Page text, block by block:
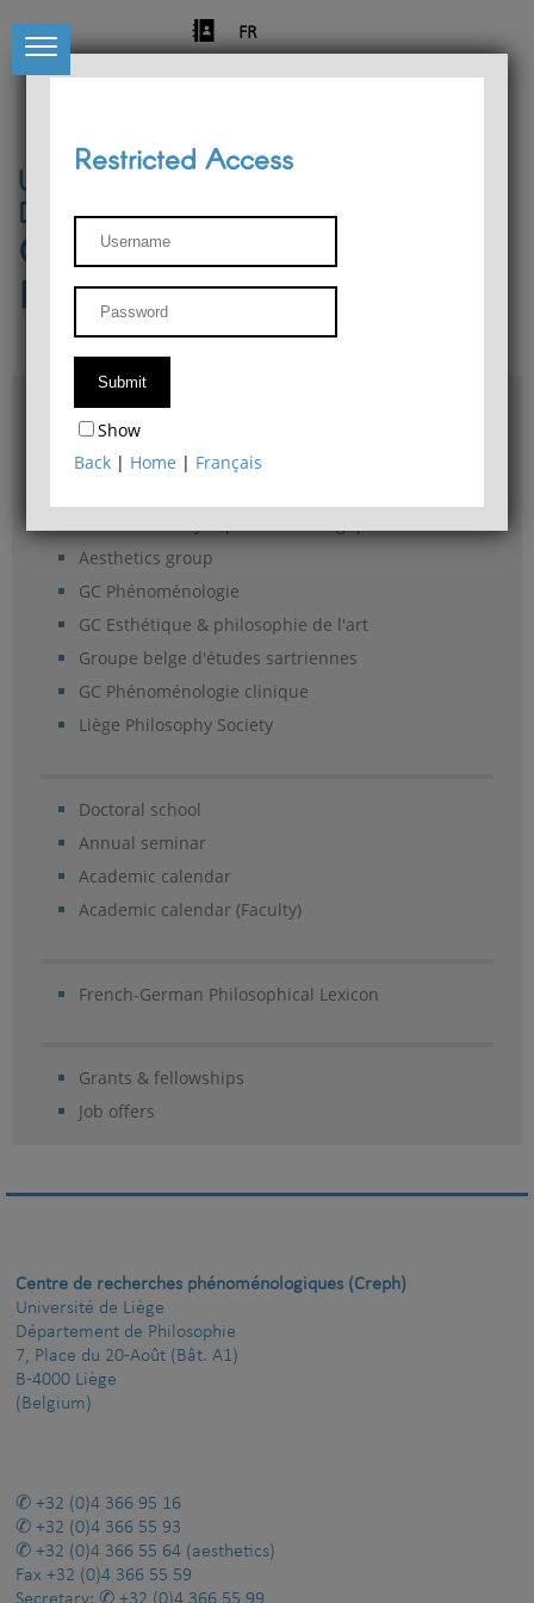
FR
University of Liège
Départment of Philosophy
Center for Phenomenological
Research
Access & maps
Philosophy Department Library
Aesthetics group
GC Phénoménologie
GC Esthétique & philosophie de l'art
Groupe belge d'études sartriennes
GC Phénoménologie clinique
Liège Philosophy Society
Doctoral school
Annual seminar
Academic calendar
Academic calendar (Faculty)
French-German Philosophical Lexicon
Grants & fellowships
Job offers
Restricted Access
Show
Back | Home | Français
Centre de recherches phénoménologiques (Creph)
Université de Liège
Département de Philosophie
7, Place du 20-Août (Bât. A1)
B-4000 Liège
(Belgium)
+32 (0)4 366 95 16
+32 (0)4 366 55 93
+32 (0)4 366 55 64 (aesthetics)
Fax +32 (0)4 366 55 59